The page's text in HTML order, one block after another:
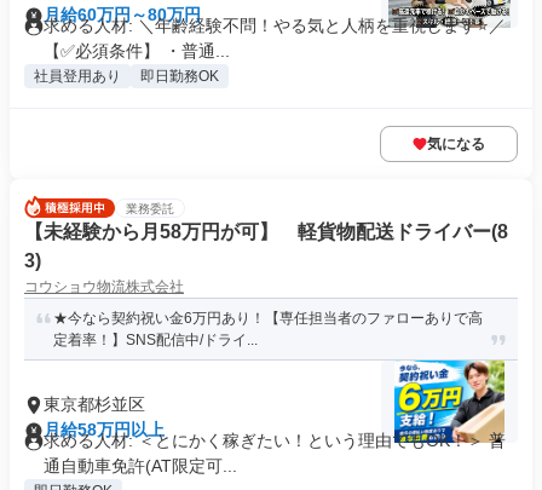
月給60万円～80万円
求める人材: ＼年齢経験不問！やる気と人柄を重視します⭐／
【✅必須条件】 ・普通...
社員登用あり 即日勤務OK
気になる
業務委託
【未経験から月58万円が可】 軽貨物配送ドライバー(8
3)
コウショウ物流株式会社
★今なら契約祝い金6万円あり！【専任担当者のファローありで高
定着率！】SNS配信中/ドライ...
東京都杉並区
月給58万円以上
求める人材: ＜とにかく稼ぎたい！という理由でもOK！＞ 普
通自動車免許(AT限定可...